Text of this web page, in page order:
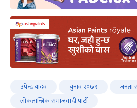
उपेन्द्र यादव चुनाव २०७९ जनता
लोकतान्त्रिक समाजवादी पार्टी